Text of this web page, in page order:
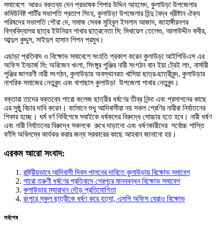
সমাবেশে আরও বক্তব্য দেন প্রভাষক শিপার উদ্দিন আহমেদ, কুলাউড়া উপজেলার
কমিউনিষ্ট পার্টির সভাপতি প্রতাপ সিংহ, কুলাউড়া উপজেলার হিন্দু বৈদ্ধ খ্রীষ্টান ঐক্য
পরিষদের সভাপতি গৌরা দে, সমাজ সেবক মুহিবুল ইসলাম আজাদ, জাহাঙ্গীরনগর
বিশ্ববিদ্যালয় ছাত্র ইউনিয়ন শাখার ছাত্রনেতা মি: মিখায়েল তেলেগু, আলাউদ্দীন কবীর,
আব্দুল কুদ্দুস, সাইদুল হাসান শিপন প্রমুখ।
এছাড়া প্রতিবাদ ও বিক্ষোভ সমাবেশে সংহতি প্রকাশ করেন কুলাউড়া আইপিডিএস এর
অফিস ইনচার্জ মি: অরিজেন খংলা, সিংঙ্গুর পুঞ্জির নারী সংগঠন বান ইয়া ট্রেই লাং, নার্সারী
পুঞ্জির জাগরণী নারী সংগঠন, কুলাউড়ায় অবস্থানরত খাসিয়া ছাত্র-ছাত্রীবৃন্দ, কুলাউড়ার
নাগরিক সমাজের নেতৃবৃন্দ এবং বাগাছাস কুলাউড়া উপজেলা শাখার নেতৃবৃন্দ।
বক্তারা তাদের বক্তব্যে গারো কলেজ ছাত্রীর ধর্ষণের তীব্র নিন্দা এবং প্রসাশনের কাছে
এর সুষ্ঠু বিচার দাবি করেন। বর্তমানে শুধু আদিবাসীরা নয় সকল শ্রেণির নারীরা নির্যাতনের
শিকার হচ্ছে। ধর্ম বর্ণ নির্বিশেষে সবাইকে ধর্ষকদের বিরুদ্ধে সোচ্চার হতে হবে। নারী ধর্ষণ
এবং নারী নির্যাতনের বিরুদ্ধে সকলকে রুখে দাড়ানো এবং ধর্ষণকারীদের সর্বোচ্চ শাস্তি
ফাঁসি অবিলম্বে কার্যকর করার জন্য সরকারের কাছে আহবান জানানো হয়।
এরকম আরো সংবাদ:
রাষ্ট্রীয়ভাবে আদিবাসী দিবস পালনের দাবিতে কুলাউড়ায় বিক্ষোভ সমাবেশ
গারো তরুণী ধর্ষণের প্রতিবাদে শেরপুরে মানববন্ধন বিক্ষোভ সমাবেশ
কুলাউড়ায় ম্যারাথন দৌড় প্রতিযোগিতা
রংপুরে স্কুল ছাত্রীকে ধর্ষণ করে হত্যা, এসপি অফিস ঘেরাও বিক্ষোভ
সর্বশেষ